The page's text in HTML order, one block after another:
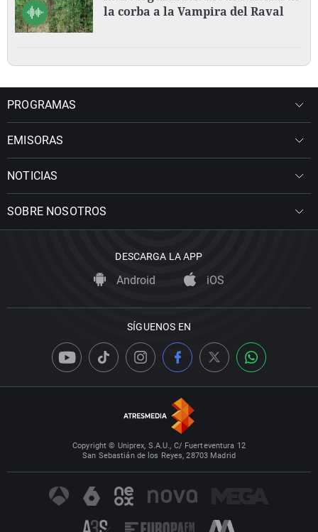
la corba a la Vampira del Raval
PROGRAMAS
EMISORAS
NOTICIAS
SOBRE NOSOTROS
DESCARGA LA APP
Android iOS
SÍGUENOS EN
Copyright © Uniprex, S.A.U., C/ Fuerteventura 12
San Sebastián de los Reyes, 28703 Madrid